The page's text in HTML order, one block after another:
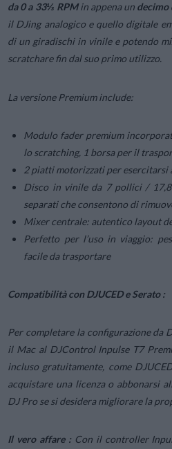
da 0 a 33⅓ RPMin appena un decimo
il DJing analogico e quello digitale
di un giradischi in vinile e potendo
scratchare fin dal suo primo utilizzo.
La versione Premium include:
Modulo fader premium
lo scratching, 1 borsa per il
2 piatti motorizzati per esercitarsi
Disco in vinile da 7 pollici /
separati che consentono di
Mixer centrale: autentico layout
Perfetto per l’uso in viaggio:
facile da trasportare
Compatibilità con DJUCED e Serato :
Per completare la configurazione da
il Mac al DJControl Inpulse T7
incluso gratuitamente, come
acquistare una licenza o abbonarsi
DJ Pro se si desidera migliorare la
Il vero affare : Con il controller